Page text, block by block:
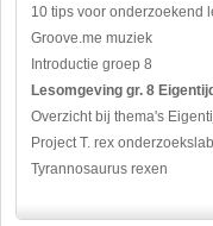
10 tips voor onderzoekend
Groove.me muziek
Introductie groep 8
Lesomgeving gr. 8
Overzicht bij thema's
Project T. rex onderzoekslab
Tyrannosaurus rexen